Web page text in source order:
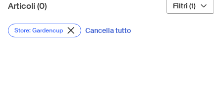
Articoli (0) Filtri (1)
Store: Gardencup Cancella tutto